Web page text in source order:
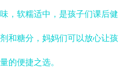
，软糯适中，是孩子们课后健
和糖分，妈妈们可以放心让孩
的便捷之选。